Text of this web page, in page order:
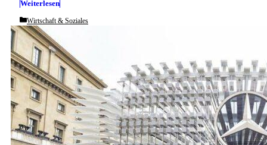
Weiterlesen
Categories
Wirtschaft & Soziales